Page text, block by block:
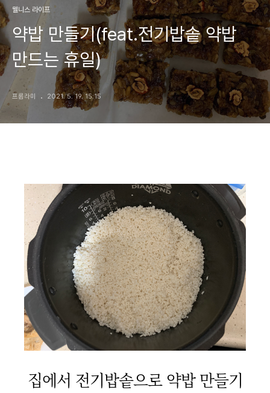
웰니스 라이프
약밥 만들기(feat.전기밥솥 약밥
만드는 휴일)
프롬라미 2021. 5. 19. 15:15
집에서 전기밥솥으로 약밥 만들기